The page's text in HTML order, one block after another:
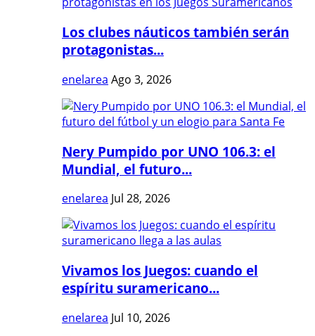
Los clubes náuticos también serán
protagonistas...
enelarea Ago 3, 2026
Nery Pumpido por UNO 106.3: el
Mundial, el futuro...
enelarea Jul 28, 2026
Vivamos los Juegos: cuando el
espíritu suramericano...
enelarea Jul 10, 2026